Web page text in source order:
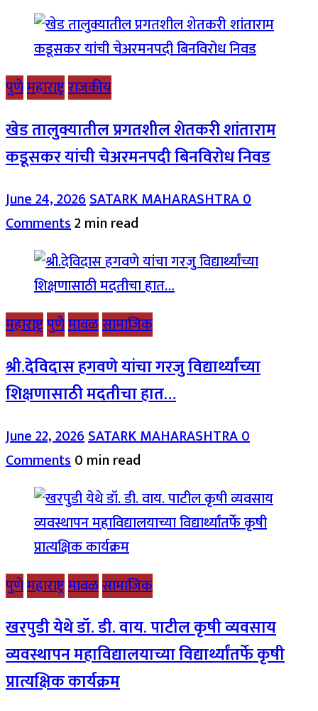
पुणेमहाराष्ट्रराजकीय
खेड तालुक्यातील प्रगतशील शेतकरी शांताराम
कडूसकर यांची चेअरमनपदी बिनविरोध निवड
June 24, 2026SATARK MAHARASHTRA0
Comments2 min read
महाराष्ट्रपुणेमावळसामाजिक
श्री.देविदास हगवणे यांचा गरजु विद्यार्थ्यांच्या
शिक्षणासाठी मदतीचा हात…
June 22, 2026SATARK MAHARASHTRA0
Comments0 min read
पुणेमहाराष्ट्रमावळसामाजिक
खरपुडी येथे डॉ. डी. वाय. पाटील कृषी व्यवसाय
व्यवस्थापन महाविद्यालयाच्या विद्यार्थ्यांतर्फे कृषी
प्रात्यक्षिक कार्यक्रम